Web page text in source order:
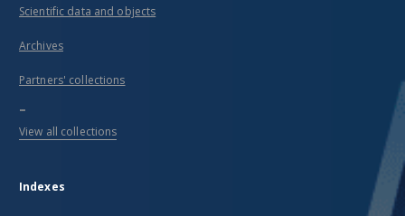
Scientific data and objects
Archives
Partners' collections
...
View all collections
Indexes